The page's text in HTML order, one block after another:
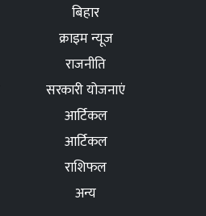
बिहार
क्राइम न्यूज
राजनीति
सरकारी योजनाएं
आर्टिकल
आर्टिकल
राशिफल
अन्य